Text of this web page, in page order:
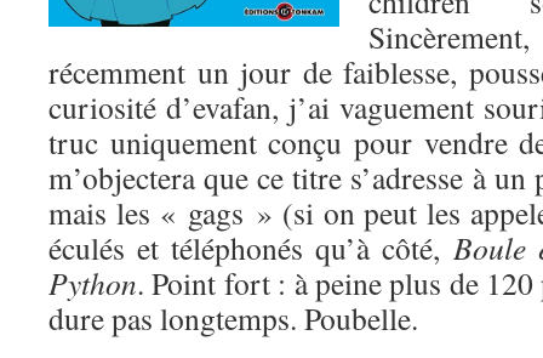
récemment un jour de faiblesse,
curiosité d’evafan, j’ai vaguement
truc uniquement conçu pour vendre
m’objectera que ce titre s’adresse à
mais les « gags » (si on peut les
éculés et téléphonés qu’à côté, Boule
Python. Point fort : à peine plus de 120
dure pas longtemps. Poubelle.